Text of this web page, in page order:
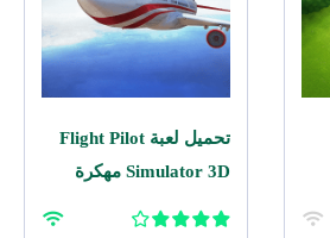
تحميل لعبة Flight Pilot
Simulator 3D مهكرة